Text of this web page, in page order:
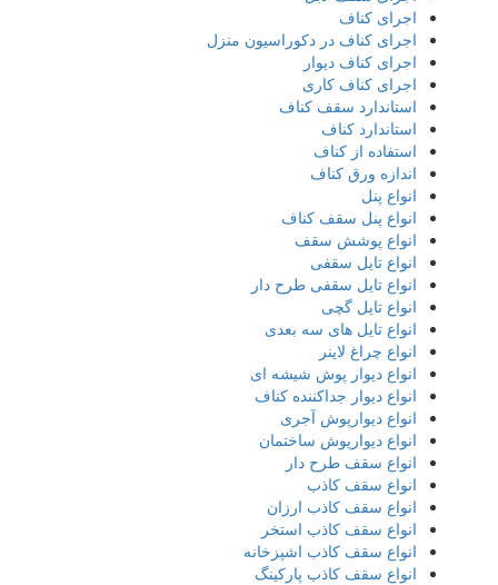
اجرای کناف
اجرای کناف در دکوراسیون منزل
اجرای کناف دیوار
اجرای کناف کاری
استاندارد سقف کناف
استاندارد کناف
استفاده از کناف
اندازه ورق کناف
انواع پنل
انواع پنل سقف کناف
انواع پوشش سقف
انواع تایل سقفی
انواع تایل سقفی طرح دار
انواع تایل گچی
انواع تایل های سه بعدی
انواع چراغ لاینر
انواع دیوار پوش شیشه ای
انواع دیوار جداکننده کناف
انواع دیوارپوش آجری
انواع دیوارپوش ساختمان
انواع سقف طرح دار
انواع سقف کاذب
انواع سقف کاذب ارزان
انواع سقف کاذب استخر
انواع سقف کاذب اشپزخانه
انواع سقف کاذب پارکینگ